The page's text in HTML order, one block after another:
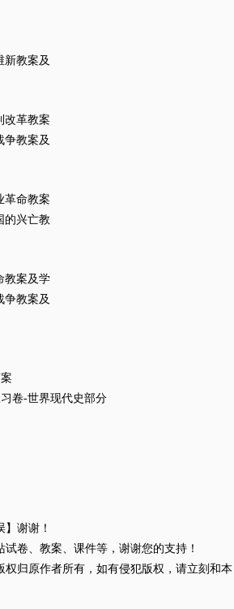
新教案及
改革教案
争教案及
革命教案
的兴亡教
教案及学
争教案及
卷-世界现代史部分
谢谢！
卷、教案、课件等，谢谢您的支持！
归原作者所有，如有侵犯版权，请立刻和本